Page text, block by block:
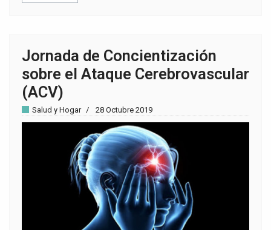
Jornada de Concientización
sobre el Ataque Cerebrovascular
(ACV)
Salud y Hogar 28 Octubre 2019